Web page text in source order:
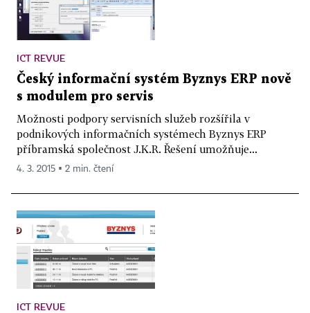
ICT REVUE
Český informační systém Byznys ERP nově
s modulem pro servis
Možnosti podpory servisních služeb rozšířila v
podnikových informačních systémech Byznys ERP
příbramská společnost J.K.R. Řešení umožňuje...
4. 3. 2015 ▪ 2 min. čtení
ICT REVUE